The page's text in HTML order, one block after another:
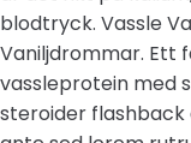
blodtryck. Vassle
Vaniljdrommar. Ett
vassleprotein med
steroider flashback